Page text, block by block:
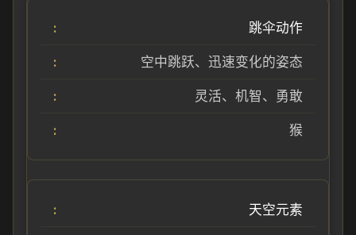
跳伞动作
空中跳跃、迅速变化的姿态
灵活、机智、勇敢
猴
天空元素